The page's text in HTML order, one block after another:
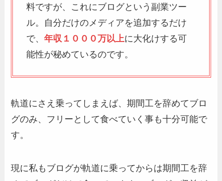
料ですが、これにブログという副業ツー
ル。自分だけのメディアを追加するだけ
で、年収１０００万以上に大化けする可
能性が秘めているのです。
軌道にさえ乗ってしまえば、期間工を辞めてブロ
グのみ、フリーとして食べていく事も十分可能で
す。
現に私もブログが軌道に乗ってからは期間工を辞